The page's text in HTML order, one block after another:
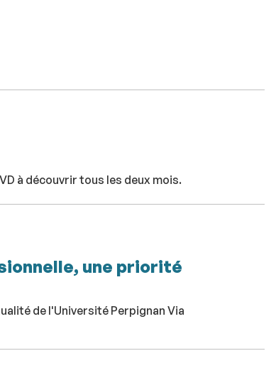
à découvrir tous les deux mois.
une priorité
de l'Université Perpignan Via